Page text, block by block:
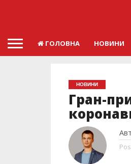
ГОЛОВНА НОВИНИ
НОВИНИ
Гран-